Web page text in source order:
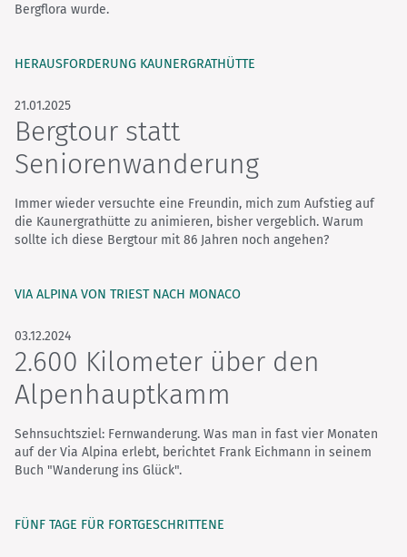
Bergflora wurde.
HERAUSFORDERUNG KAUNERGRATHÜTTE
21.01.2025
Bergtour statt
Seniorenwanderung
Immer wieder versuchte eine Freundin, mich zum Aufstieg auf
die Kaunergrathütte zu animieren, bisher vergeblich. Warum
sollte ich diese Bergtour mit 86 Jahren noch angehen?
VIA ALPINA VON TRIEST NACH MONACO
03.12.2024
2.600 Kilometer über den
Alpenhauptkamm
Sehnsuchtsziel: Fernwanderung. Was man in fast vier Monaten
auf der Via Alpina erlebt, berichtet Frank Eichmann in seinem
Buch "Wanderung ins Glück".
FÜNF TAGE FÜR FORTGESCHRITTENE